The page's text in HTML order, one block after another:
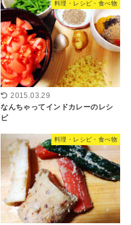
料理・レシピ・食べ物
2015.03.29
なんちゃってインドカレーのレシ
ピ
料理・レシピ・食べ物